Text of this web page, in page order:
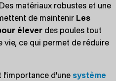
Des matériaux robustes et une
de maintenir Les
élever des poules tout
vie, ce qui permet de réduire
l'importance d'une système